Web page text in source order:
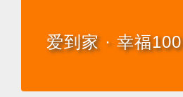
爱到家 · 幸福100